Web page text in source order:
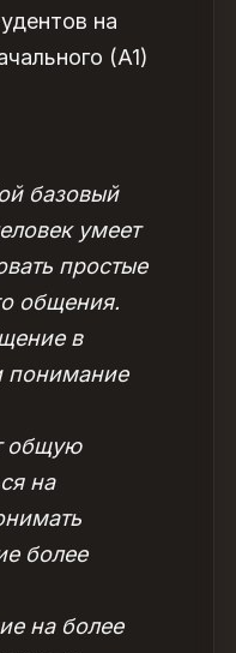
на
(A1)
базовый
умеет
простые
общения.
в
понимание
общую
на
более
на более